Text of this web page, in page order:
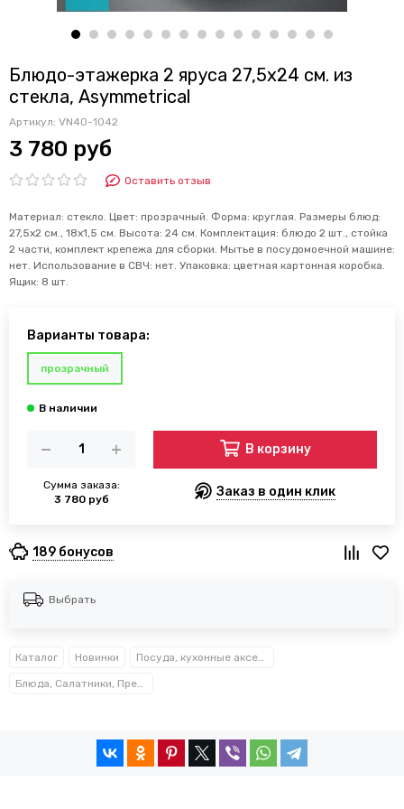
Блюдо-этажерка 2 яруса 27,5х24 см. из
стекла, Asymmetrical
Артикул: VN40-1042
3 780 руб
Оставить отзыв
Материал: стекло. Цвет: прозрачный. Форма: круглая. Размеры блюд:
27,5х2 см., 18х1,5 см. Высота: 24 см. Комплектация: блюдо 2 шт., стойка
2 части, комплект крепежа для сборки. Мытье в посудомоечной машине:
нет. Использование в СВЧ: нет. Упаковка: цветная картонная коробка.
Ящик: 8 шт.
Варианты товара:
прозрачный
Сумма заказа:
3 780 руб
В корзину
Заказ в один клик
189 бонусов
Выбрать
Каталог Новинки Посуда, кухонные аксессуары и принадлежности TM Kamille TM Ofenbach
Блюда, Салатники, Предметы сервировки Kamille™